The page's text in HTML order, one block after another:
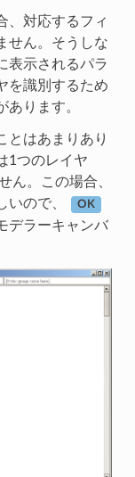
、対応するフィ
せん。そうしな
表示されるパラ
を識別するため
ります。
とはあまりあり
1つのレイヤ
ん。この場合、
いので、
OK
デラーキャンバ